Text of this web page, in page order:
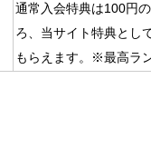
通常入会特典は100円
ろ、当サイト特典とし
もらえます。※最高ラ